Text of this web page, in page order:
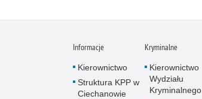
Informacje
Kierownictwo
Struktura KPP w
Ciechanowie
Kryminalne
Kierownictwo
Wydziału
Kryminalnego